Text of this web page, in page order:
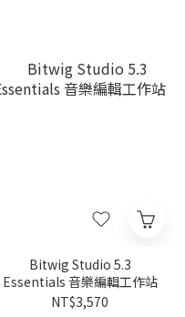
Bitwig Studio 5.3
Essentials 音樂編輯工作站
NT$3,570